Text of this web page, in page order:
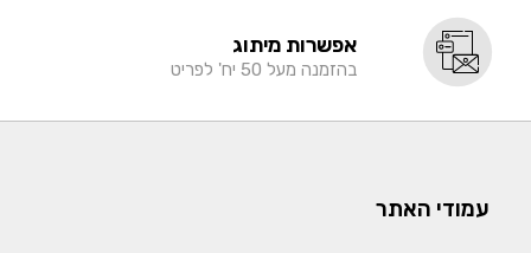
אפשרות מיתוג
בהזמנה מעל 50 יח' לפריט
עמודי האתר